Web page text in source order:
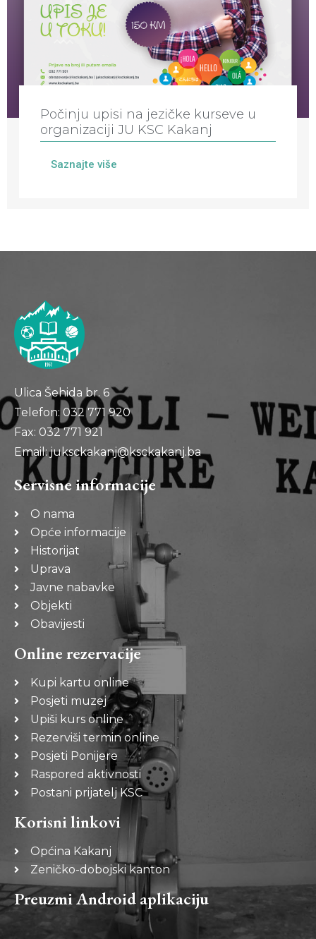
Počinju upisi na jezičke kurseve u
organizaciji JU KSC Kakanj
Saznajte više
Ulica Šehida br. 6
Telefon: 032 771 920
Fax: 032 771 921
Email: juksckakanj@ksckakanj.ba
Servisne informacije
O nama
Opće informacije
Historijat
Uprava
Javne nabavke
Objekti
Obavijesti
Online rezervacije
Kupi kartu online
Posjeti muzej
Upiši kurs online
Rezerviši termin online
Posjeti Ponijere
Raspored aktivnosti
Postani prijatelj KSC
Korisni linkovi
Općina Kakanj
Zeničko-dobojski kanton
Preuzmi Android aplikaciju